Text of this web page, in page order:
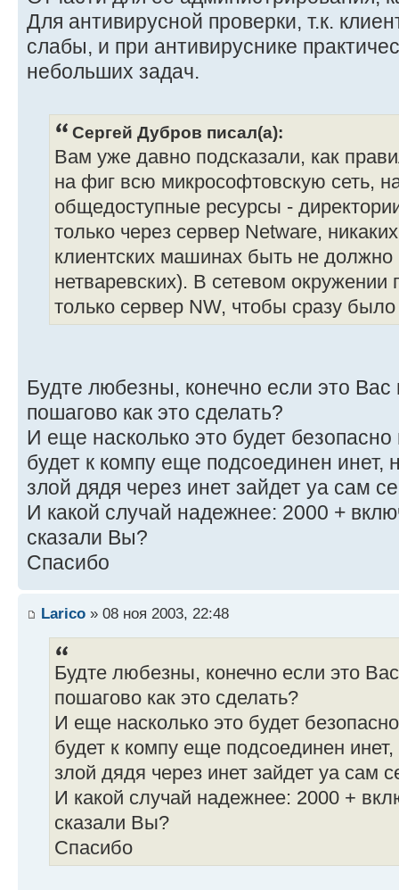
Для антивирусной проверки, т.к.
слабы, и при антивируснике
небольших задач.
Сергей Дубров писал(а):
Вам уже давно подсказали, как
на фиг всю микрософтовскую сеть,
общедоступные ресурсы -
только через сервер Netware,
клиентских машинах быть не
нетваревских). В сетевом окружении
только сервер NW, чтобы сразу
Будте любезны, конечно если это Вас
пошагово как это сделать?
И еще насколько это будет
будет к компу еще подсоединен инет,
злой дядя через инет зайдет yа сам
И какой случай надежнее: 2000 +
сказали Вы?
Спасибо
Larico » 08 ноя 2003, 22:48
Будте любезны, конечно если это
пошагово как это сделать?
И еще насколько это будет
будет к компу еще подсоединен инет,
злой дядя через инет зайдет yа сам
И какой случай надежнее: 2000 +
сказали Вы?
Спасибо